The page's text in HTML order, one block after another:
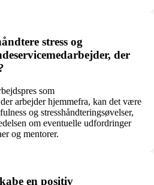
stress og
der
som
arbejder hjemmefra, kan det være
og stresshåndteringsøvelser,
om eventuelle udfordringer
og mentorer.
en positiv